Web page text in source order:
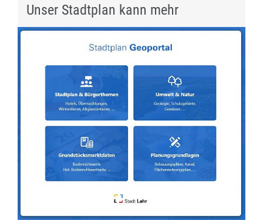
Unser Stadtplan kann mehr